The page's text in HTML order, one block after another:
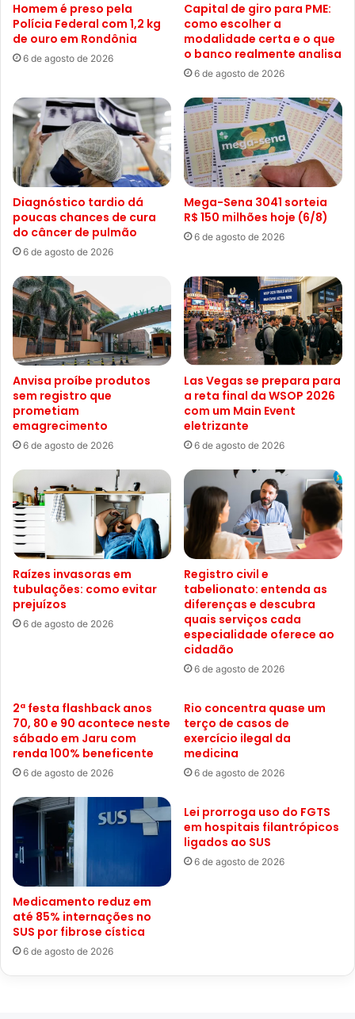
Homem é preso pela
Polícia Federal com 1,2 kg
de ouro em Rondônia
6 de agosto de 2026
Capital de giro para PME:
como escolher a
modalidade certa e o que
o banco realmente analisa
6 de agosto de 2026
Diagnóstico tardio dá
poucas chances de cura
do câncer de pulmão
6 de agosto de 2026
Mega-Sena 3041 sorteia
R$ 150 milhões hoje (6/8)
6 de agosto de 2026
Anvisa proíbe produtos
sem registro que
prometiam
emagrecimento
6 de agosto de 2026
Las Vegas se prepara para
a reta final da WSOP 2026
com um Main Event
eletrizante
6 de agosto de 2026
Raízes invasoras em
tubulações: como evitar
prejuízos
6 de agosto de 2026
Registro civil e
tabelionato: entenda as
diferenças e descubra
quais serviços cada
especialidade oferece ao
cidadão
6 de agosto de 2026
2ª festa flashback anos
70, 80 e 90 acontece neste
sábado em Jaru com
renda 100% beneficente
6 de agosto de 2026
Rio concentra quase um
terço de casos de
exercício ilegal da
medicina
6 de agosto de 2026
Medicamento reduz em
até 85% internações no
SUS por fibrose cística
6 de agosto de 2026
Lei prorroga uso do FGTS
em hospitais filantrópicos
ligados ao SUS
6 de agosto de 2026